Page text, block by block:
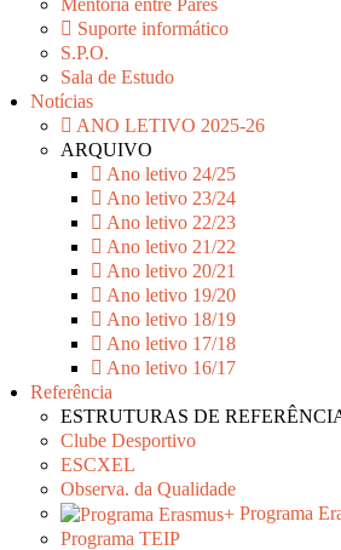
Suporte informático
S.P.O.
Sala de Estudo
Notícias
ANO LETIVO 2025-26
ARQUIVO
Ano letivo 24/25
Ano letivo 23/24
Ano letivo 22/23
Ano letivo 21/22
Ano letivo 20/21
Ano letivo 19/20
Ano letivo 18/19
Ano letivo 17/18
Ano letivo 16/17
Referência
ESTRUTURAS DE
Clube Desportivo
ESCXEL
Observa. da Qualidade
Programa
Programa TEIP